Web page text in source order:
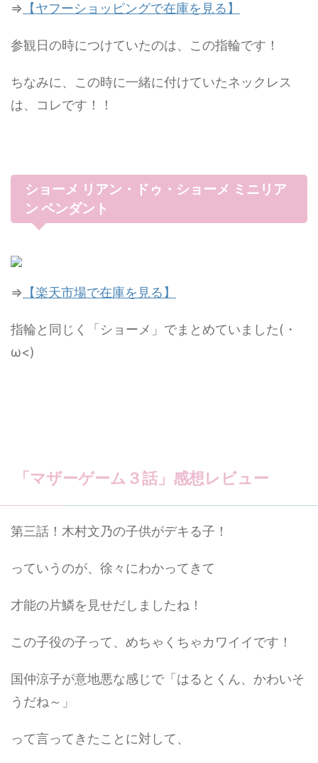
⇒ 【ヤフーショッピングで在庫を見る】
参観日の時につけていたのは、この指輪です！
ちなみに、この時に一緒に付けていたネックレス
は、コレです！！
ショーメ リアン・ドゥ・ショーメ ミニリア
ン ペンダント
⇒ 【楽天市場で在庫を見る】
指輪と同じく「ショーメ」でまとめていました(・
ω<)
「マザーゲーム３話」感想レビュー
第三話！木村文乃の子供がデキる子！
っていうのが、徐々にわかってきて
才能の片鱗を見せだしましたね！
この子役の子って、めちゃくちゃカワイイです！
国仲涼子が意地悪な感じで「はるとくん、かわいそ
うだね～」
って言ってきたことに対して、